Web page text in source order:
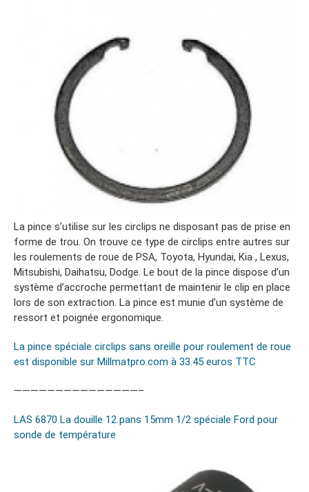
La pince s’utilise sur les circlips ne disposant pas de prise en
forme de trou. On trouve ce type de circlips entre autres sur
les roulements de roue de PSA, Toyota, Hyundai, Kia , Lexus,
Mitsubishi, Daihatsu, Dodge. Le bout de la pince dispose d’un
système d’accroche permettant de maintenir le clip en place
lors de son extraction. La pince est munie d’un système de
ressort et poignée ergonomique.
La pince spéciale circlips sans oreille pour roulement de roue
est disponible sur Millmatpro.com à 33.45 euros TTC
———————————————–
LAS 6870 La douille 12 pans 15mm 1/2 spéciale Ford pour
sonde de température